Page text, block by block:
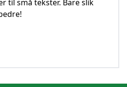
til små tekster. Bare slik